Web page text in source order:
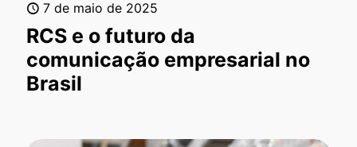
7 de maio de 2025
RCS e o futuro da
comunicação empresarial no
Brasil